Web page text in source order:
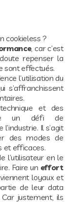
cookieless ?
, car c’est
repenser la
sont effectués.
l’utilisation du
s’affranchissent
et des
un défi de
l’industrie. Il s’agit
des modes de
et efficaces.
l’utilisateur en le
Faire un effort
loyaux et
de leur data
justement, ils